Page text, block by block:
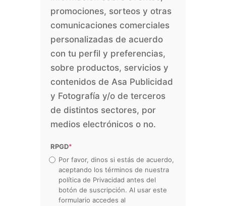
promociones, sorteos y otras
comunicaciones comerciales
personalizadas de acuerdo
con tu perfil y preferencias,
sobre productos, servicios y
contenidos de Asa Publicidad
y Fotografía y/o de terceros
de distintos sectores, por
medios electrónicos o no.
RPGD*
Por favor, dinos si estás de acuerdo,
aceptando los términos de nuestra
política de Privacidad antes del
botón de suscripción. Al usar este
formulario accedes al